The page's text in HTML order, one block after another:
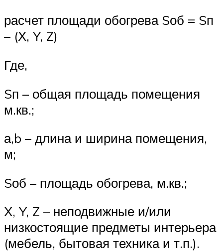
расчет площади обогрева Sоб = Sп
– (Х, Y, Z)
Где,
Sп – общая площадь помещения
м.кв.;
а,b – длина и ширина помещения,
м;
Sоб – площадь обогрева, м.кв.;
Х, Y, Z – неподвижные и/или
низкостоящие предметы интерьера
(мебель, бытовая техника и т.п.).